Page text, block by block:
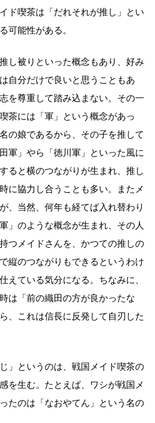
ド喫茶は「だれそれが推し」とい
可能性がある。
し被りといった概念もあり、好み
自分だけで良いと思うこともあ
を尊重して踏み込まない。その一
茶には「軍」という概念があっ
の娘であるから、その子を推して
軍」やら「徳川軍」といった風に
ると横のつながりが生まれ、推し
に協力し合うことも多い。またメ
、当然、何年も経てば入れ替わり
」のような概念が生まれ、その人
つメイドさんを、かつての推しの
縦のつながりもできるというわけ
えている気分になる。ちなみに、
は「前の織田の方が良かったな
、これは信長に反発して自刃した
」というのは、戦国メイド喫茶の
を生む。たとえば、ワシが戦国メ
たのは「なおやてん」という名の